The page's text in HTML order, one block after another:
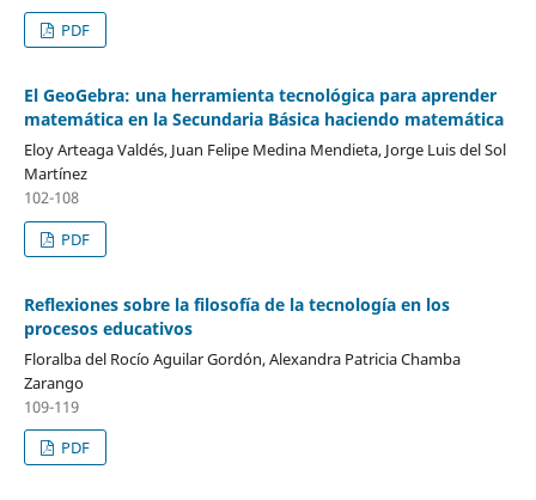
PDF
El GeoGebra: una herramienta tecnológica para aprender
matemática en la Secundaria Básica haciendo matemática
Eloy Arteaga Valdés, Juan Felipe Medina Mendieta, Jorge Luis del Sol
Martínez
102-108
PDF
Reflexiones sobre la filosofía de la tecnología en los
procesos educativos
Floralba del Rocío Aguilar Gordón, Alexandra Patricia Chamba
Zarango
109-119
PDF